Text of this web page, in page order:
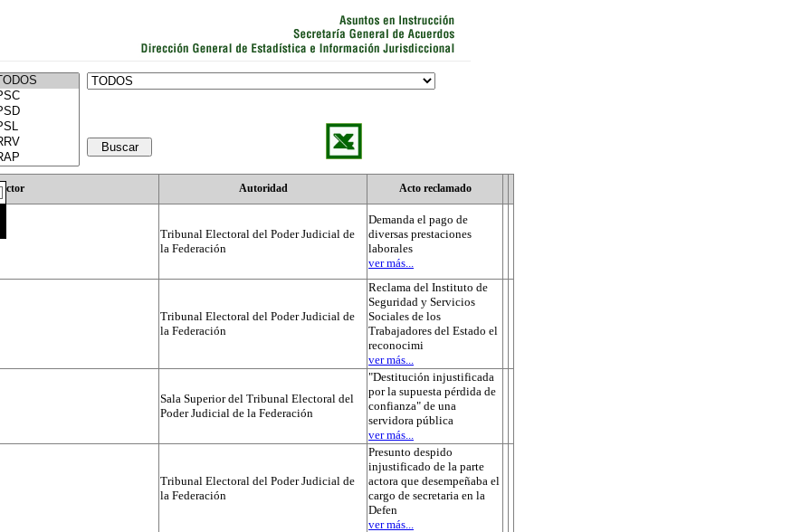
Autoridad Acto reclamado
Tribunal Electoral del Poder Judicial de
la Federación
Demanda el pago de
diversas prestaciones
laborales
ver más...
Tribunal Electoral del Poder Judicial de
la Federación
Reclama del Instituto de
Seguridad y Servicios
Sociales de los
Trabajadores del Estado el
reconocimi
ver más...
Sala Superior del Tribunal Electoral del
Poder Judicial de la Federación
"Destitución injustificada
por la supuesta pérdida de
confianza" de una
servidora pública
ver más...
Tribunal Electoral del Poder Judicial de
la Federación
Presunto despido
injustificado de la parte
actora que desempeñaba el
cargo de secretaria en la
Defen
ver más...